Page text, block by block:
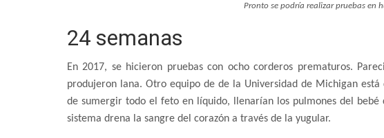
Pronto se podría realizar pruebas en
24 semanas
En 2017, se hicieron pruebas con ocho corderos prematuros.
produjeron lana. Otro equipo de de la Universidad de Michigan
de sumergir todo el feto en líquido, llenarían los pulmones del bebé
sistema drena la sangre del corazón a través de la yugular.